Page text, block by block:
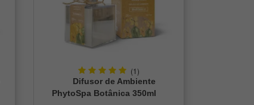
(1)
Difusor de Ambiente
PhytoSpa Botânica 350ml